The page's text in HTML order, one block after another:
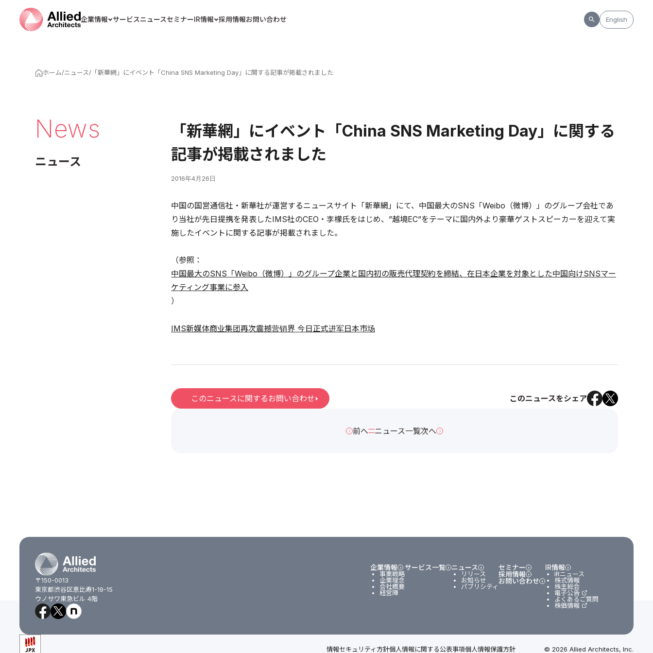
企業情報 サービスニュースセミナーIR情報 採用情報お問い合わせ English
ホーム/ニュース/ 「新華網」にイベント「China SNS Marketing Day」に関する記事が掲載されました
News
ニュース
「新華網」にイベント「China SNS Marketing Day」に関する
記事が掲載されました
2016年4月26日
中国の国営通信社・新華社が運営するニュースサイト「新華網」にて、中国最大のSNS「Weibo（微博）」のグループ会社であ
り当社が先日提携を発表したIMS社のCEO・李檬氏をはじめ、”越境EC”をテーマに国内外より豪華ゲストスピーカーを迎えて実
施したイベントに関する記事が掲載されました。
（参照：
中国最大のSNS「Weibo（微博）」のグループ企業と国内初の販売代理契約を締結、在日本企業を対象とした中国向けSNSマー
ケティング事業に参入
）
IMS新媒体商业集团再次震撼营销界 今日正式进军日本市场
このニュースに関するお問い合わせ このニュースをシェア
前へ ニュース一覧次へ
〒150-0013
東京都渋谷区恵比寿1-19-15
ウノサワ東急ビル 4階
企業情報
事業戦略
企業理念
会社概要
経営陣
サービス一覧 ニュース
リリース
お知らせ
パブリシティ
セミナー
採用情報
お問い合わせ
IR情報
IRニュース
株式情報
株主総会
電子公告
よくあるご質問
株価情報
情報セキュリティ方針個人情報に関する公表事項個人情報保護方針 © 2026 Allied Architects, Inc.